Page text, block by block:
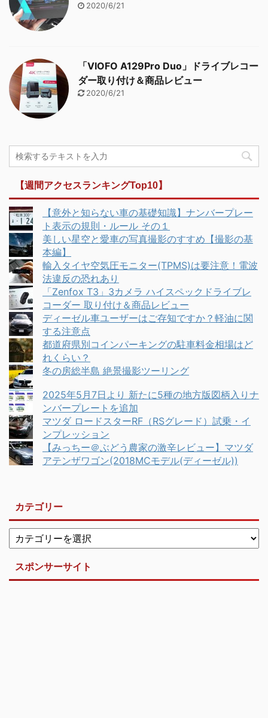
2020/6/21
「VIOFO A129Pro Duo」ドライブレコー
ダー取り付け＆商品レビュー
2020/6/21
【週間アクセスランキングTop10】
【意外と知らない車の基礎知識】ナンバープレー
ト表示の規則・ルール その１
美しい星空と愛車の写真撮影のすすめ【撮影の基
本編】
輸入タイヤ空気圧モニター(TPMS)は要注意！電波
法違反の恐れあり
「Zenfox T3」3カメラ ハイスペックドライブレ
コーダー 取り付け＆商品レビュー
ディーゼル車ユーザーはご存知ですか？軽油に関
する注意点
都道府県別コインパーキングの駐車料金相場はど
れくらい？
冬の房総半島 絶景撮影ツーリング
2025年5月7日より 新たに5種の地方版図柄入りナ
ンバープレートを追加
マツダ ロードスターRF（RSグレード）試乗・イ
ンプレッション
【みっちー＠ぶどう農家の激辛レビュー】マツダ
アテンザワゴン(2018MCモデル(ディーゼル))
カテゴリー
スポンサーサイト